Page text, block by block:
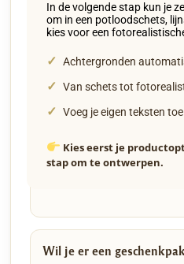
In de volgende stap kun je
om in een potloodschets,
kies voor een
✓ Achtergronden
✓ Van schets tot
✓ Voeg je eigen teksten toe
Kies eerst je
stap om te ontwerpen.
Wil je er een